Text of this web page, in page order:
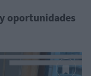
oportunidades